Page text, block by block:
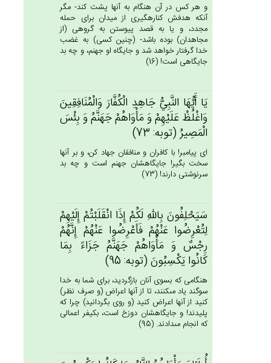
و هر كس در آن هنگام به آنها پشت كند- مگر
آنكه هدفش كناره‏گيرى از ميدان براى حمله
مجدد، و يا به قصد پيوستن به گروهى (از
مجاهدان) بوده باشد- (چنين كسى) به غضب
خدا گرفتار خواهد شد و جايگاه او جهنم، و چه بد
جايگاهى است! (16)
يَا أَيُّهَا النَّبِي‌ُّ جَاهِدِ الْكُفَّارَ وَالْمُنَافِقِين‌َ
وَاغْلُظ‌ْ عَلَيْهِم‌ْ وَ مَأْوَاهُم‌ْ جَهَنَّم‌ُ وَ بِئْس‌َ
الْمَصِيرُ (توبه: 73)
اى پيامبر! با كافران و منافقان جهاد كن، و بر آنها
سخت بگير! جايگاهشان جهنم است و چه بد
سرنوشتى دارند! (73)
سَيَحْلِفُون‌َ بِالله‌ِ لَكُم‌ْ إِذَا انْقَلَبْتُم‌ْ إِلَيْهِم‌ْ
لِتُعْرِضُوا عَنْهُم‌ْ فَأَعْرِضُوا عَنْهُم‌ْ إِنَّهُم‌ْ
رِجْس‌ٌ وَ مَأْوَاهُم‌ْ جَهَنَّم‌ُ جَزَاءً بِمَا
كَانُوا يَكْسِبُون‌َ (توبه: 95)
هنگامى كه بسوى آنان بازگرديد، براى شما به خدا
سوگند ياد مى‏كنند، تا از آنها اعراض (و صرف نظر)
كنيد از آنها اعراض كنيد (و روى بگردانيد) چرا كه
پليدند! و جايگاهشان دوزخ است، بكيفر اعمالى
كه انجام مى‏دادند. (95)